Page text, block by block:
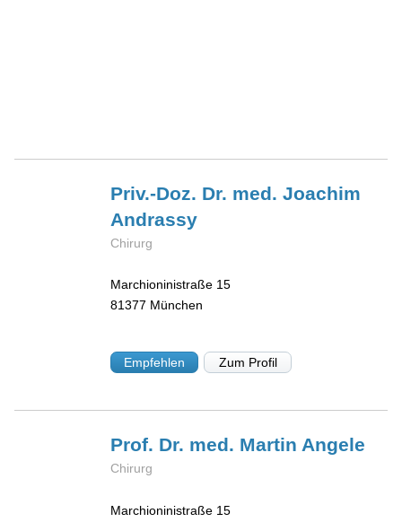
Priv.-Doz. Dr. med. Joachim
Andrassy
Chirurg
Marchioninistraße 15
81377 München
Empfehlen Zum Profil
Prof. Dr. med. Martin Angele
Chirurg
Marchioninistraße 15